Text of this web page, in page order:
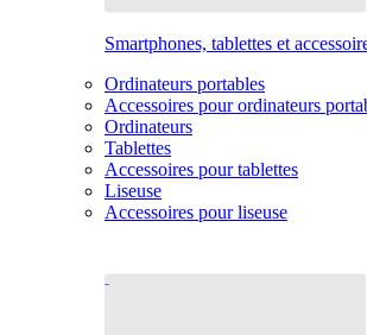
Smartphones, tablettes et
Ordinateurs portables
Accessoires pour ordinateurs
Ordinateurs
Tablettes
Accessoires pour tablettes
Liseuse
Accessoires pour liseuse